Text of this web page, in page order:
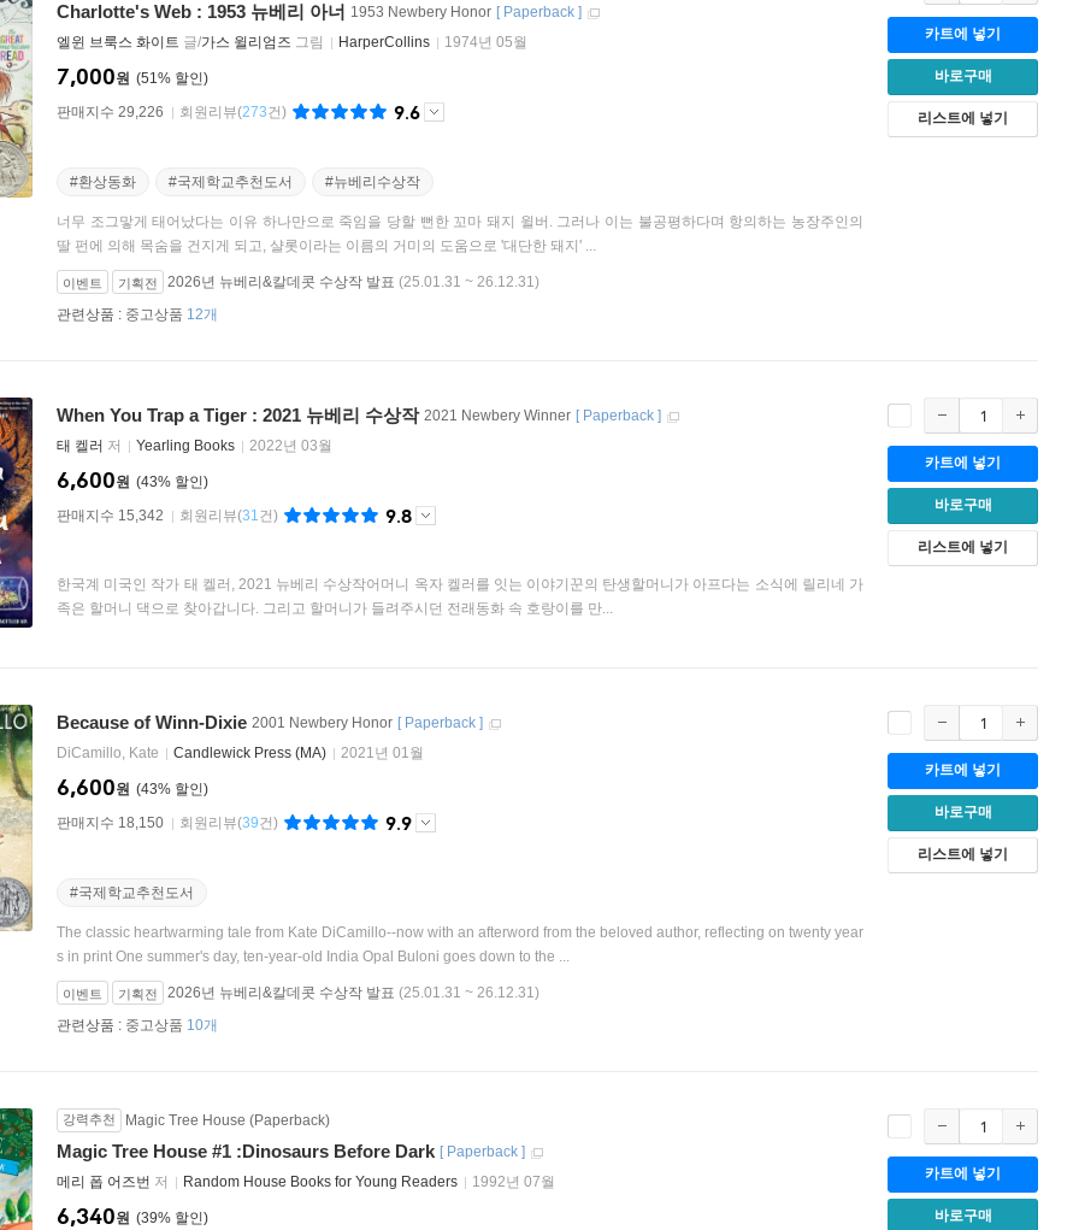
Charlotte's Web : 1953 뉴베리 아너 1953 Newbery Honor [ Paperback ]
엘윈 브룩스 화이트 글/가스 윌리엄즈 그림 HarperCollins 1974년 05월
51%
7,000원
판매지수 29,226
회원리뷰(273건) 9.6
#환상동화 #국제학교추천도서 #뉴베리수상작
너무 조그맣게 태어났다는 이유 하나만으로 죽임을 당할 뻔한 꼬마 돼지 윌버. 그러나 이는 불공평하다며 항의하는 농장주인의
딸 펀에 의해 목숨을 건지게 되고, 샬롯이라는 이름의 거미의 도움으로 '대단한 돼지' ...
이벤트 기획전 2026년 뉴베리&칼데콧 수상작 발표 (25.01.31 ~ 26.12.31)
관련상품 : 중고상품 12개
카트에 넣기
바로구매
리스트에 넣기
When You Trap a Tiger : 2021 뉴베리 수상작 2021 Newbery Winner [ Paperback ]
태 켈러 저 Yearling Books 2022년 03월
43%
6,600원
판매지수 15,342
회원리뷰(31건) 9.8
한국계 미국인 작가 태 켈러, 2021 뉴베리 수상작어머니 옥자 켈러를 잇는 이야기꾼의 탄생할머니가 아프다는 소식에 릴리네 가
족은 할머니 댁으로 찾아갑니다. 그리고 할머니가 들려주시던 전래동화 속 호랑이를 만...
카트에 넣기
바로구매
리스트에 넣기
Because of Winn-Dixie 2001 Newbery Honor [ Paperback ]
DiCamillo, Kate
Candlewick Press (MA) 2021년 01월
43%
6,600원
판매지수 18,150
회원리뷰(39건) 9.9
#국제학교추천도서
The classic heartwarming tale from Kate DiCamillo--now with an afterword from the beloved author, reflecting on twenty year
s in print One summer's day, ten-year-old India Opal Buloni goes down to the ...
이벤트 기획전 2026년 뉴베리&칼데콧 수상작 발표 (25.01.31 ~ 26.12.31)
관련상품 : 중고상품 10개
카트에 넣기
바로구매
리스트에 넣기
강력추천 Magic Tree House (Paperback)
Magic Tree House #1 :Dinosaurs Before Dark [ Paperback ]
메리 폽 어즈번 저 Random House Books for Young Readers 1992년 07월
39%
6,340원
카트에 넣기
바로구매